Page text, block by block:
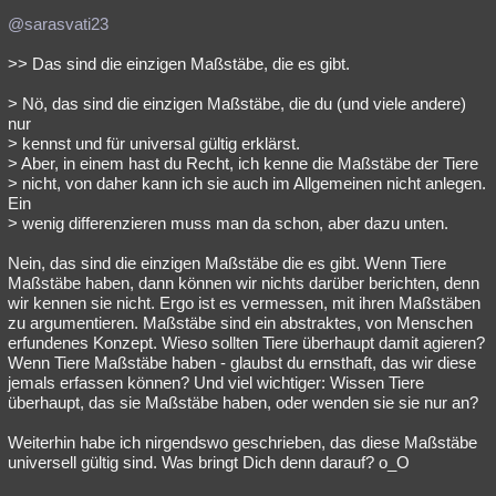
@sarasvati23
>> Das sind die einzigen Maßstäbe, die es gibt.
> Nö, das sind die einzigen Maßstäbe, die du (und viele andere)
nur
> kennst und für universal gültig erklärst.
> Aber, in einem hast du Recht, ich kenne die Maßstäbe der Tiere
> nicht, von daher kann ich sie auch im Allgemeinen nicht anlegen.
Ein
> wenig differenzieren muss man da schon, aber dazu unten.
Nein, das sind die einzigen Maßstäbe die es gibt. Wenn Tiere
Maßstäbe haben, dann können wir nichts darüber berichten, denn
wir kennen sie nicht. Ergo ist es vermessen, mit ihren Maßstäben
zu argumentieren. Maßstäbe sind ein abstraktes, von Menschen
erfundenes Konzept. Wieso sollten Tiere überhaupt damit agieren?
Wenn Tiere Maßstäbe haben - glaubst du ernsthaft, das wir diese
jemals erfassen können? Und viel wichtiger: Wissen Tiere
überhaupt, das sie Maßstäbe haben, oder wenden sie sie nur an?
Weiterhin habe ich nirgendswo geschrieben, das diese Maßstäbe
universell gültig sind. Was bringt Dich denn darauf? o_O